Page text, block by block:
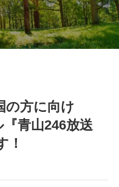
の方に向け
青山246放送
！